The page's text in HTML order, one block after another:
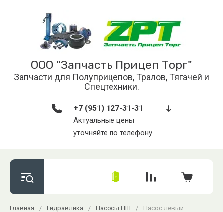
ООО "Запчасть Прицеп Торг"
Запчасти для Полуприцепов, Тралов, Тягачей и
Спецтехники.
+7 (951) 127-31-31
Актуальные цены
уточняйте по телефону
Главная / Гидравлика / Насосы НШ / Насос левый